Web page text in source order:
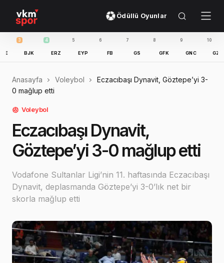
Ödüllü Oyunlar
BJK ERZ EYP GNC GZT
Anasayfa Voleybol
Eczacıbaşı Dynavit, Göztepe’yi 3-
0 mağlup etti
Voleybol
Eczacıbaşı Dynavit,
Göztepe’yi 3-0 mağlup etti
Vodafone Sultanlar Ligi’nin 11. haftasında Eczacıbaşı
Dynavit, deplasmanda Göztepe’yi 3-0’lık net bir
skorla mağlup etti